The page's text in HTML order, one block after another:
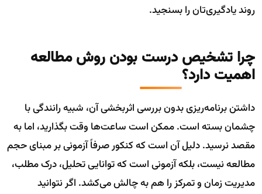
روند یادگیری‌تان را بسنجید.
چرا تشخیص درست بودن روش مطالعه
اهمیت دارد؟
داشتن برنامه‌ریزی بدون بررسی اثربخشی آن، شبیه رانندگی با
چشمان بسته است. ممکن است ساعت‌ها وقت بگذارید، اما به
مقصد نرسید. دلیل آن است که کنکور صرفاً آزمونی بر مبنای حجم
مطالعه نیست، بلکه آزمونی است که توانایی تحلیل، درک مطلب،
مدیریت زمان و تمرکز را هم به چالش می‌کشد. اگر نتوانید